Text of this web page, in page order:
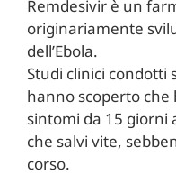
Remdesivir è un
originariamente
dell’Ebola.
Studi clinici condotti
hanno scoperto
sintomi da 15 giorni
che salvi vite,
corso.